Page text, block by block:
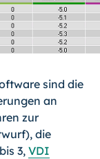
sind die
an
zur
die
3, VDI